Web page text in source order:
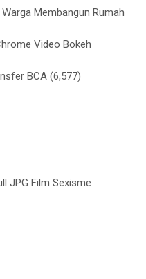
Membangun Rumah
Video Bokeh
BCA (6,577)
JPG Film Sexisme